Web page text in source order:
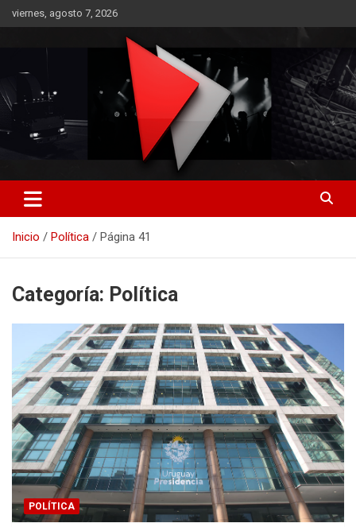
Saltar
al
viernes, agosto 7, 2026
RO CONTENIDOS
Inicio Política Página 41
Categoría: Política
POLÍTICA